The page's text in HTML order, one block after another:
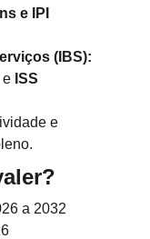
e IPI
(IBS):
e ISS
e
a 2032